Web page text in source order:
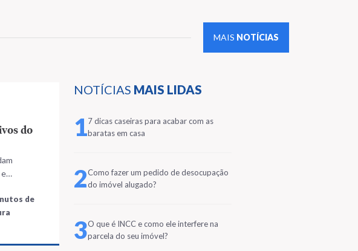
MAIS NOTÍCIAS
NOTÍCIAS MAIS LIDAS
17 dicas caseiras para acabar com as
baratas em casa
2Como fazer um pedido de desocupação
do imóvel alugado?
3O que é INCC e como ele interfere na
parcela do seu imóvel?
do
de